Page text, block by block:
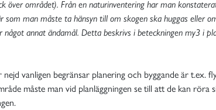
över området). Från en naturinventering har man
som man måste ta hänsyn till om skogen ska huggas eller
något annat ändamål. Detta beskrivs i beteckningen my3 i
vanligen begränsar planering och byggande är
måste man vid planläggningen se till att de kan